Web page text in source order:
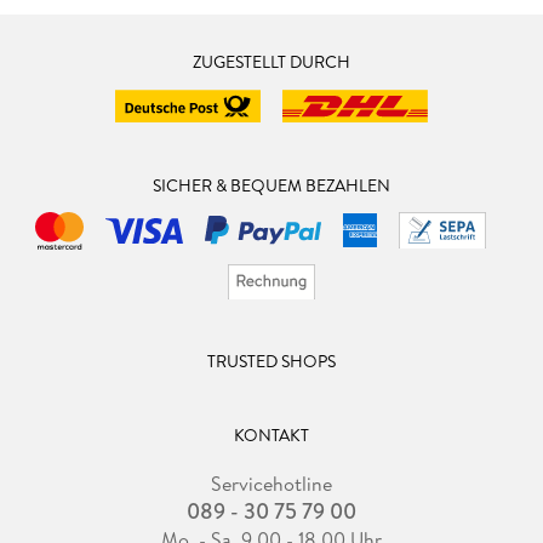
6. 4 . . . Kameratypen . . . 142
7. Zubeh r . . . 171
7. 4 . . . Schwebesysteme (Steadycam und Gimbal) . . . 189
7. 5 . . . Rigs und Cages . . . 192
ZUGESTELLT DURCH
SICHER & BEQUEM BEZAHLEN
TRUSTED SHOPS
KONTAKT
Servicehotline
089 - 30 75 79 00